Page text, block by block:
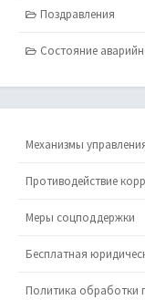
Поздравления
Состояние
Механизмы
Противодействие
Меры соцподдержки
Бесплатная
Политика обработки